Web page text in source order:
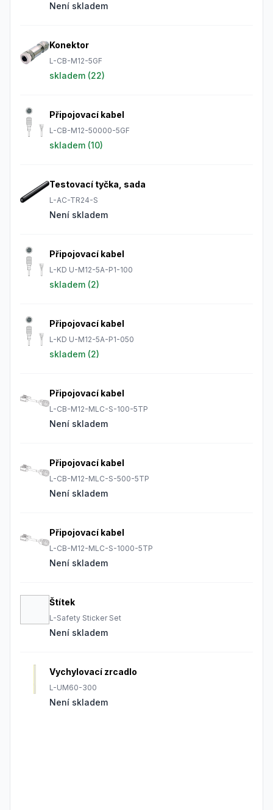
Není skladem
Konektor
L-CB-M12-5GF
skladem (22)
Připojovací kabel
L-CB-M12-50000-5GF
skladem (10)
Testovací tyčka, sada
L-AC-TR24-S
Není skladem
Připojovací kabel
L-KD U-M12-5A-P1-100
skladem (2)
Připojovací kabel
L-KD U-M12-5A-P1-050
skladem (2)
Připojovací kabel
L-CB-M12-MLC-S-100-5TP
Není skladem
Připojovací kabel
L-CB-M12-MLC-S-500-5TP
Není skladem
Připojovací kabel
L-CB-M12-MLC-S-1000-5TP
Není skladem
Štítek
L-Safety Sticker Set
Není skladem
Vychylovací zrcadlo
L-UM60-300
Není skladem